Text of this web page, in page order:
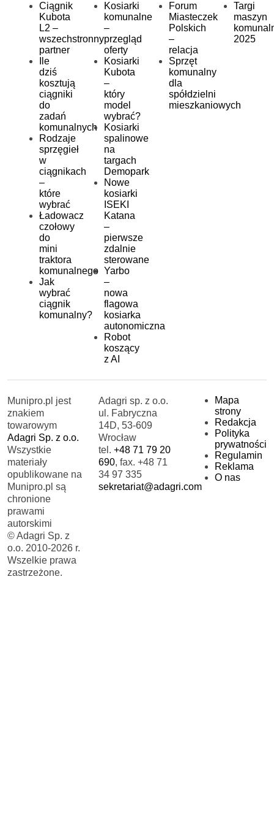
Ciągnik
Kubota
L2 –
wszechstronny
partner
Ile
dziś
kosztują
ciągniki
do
zadań
komunalnych
Rodzaje
sprzęgieł
w
ciągnikach
–
które
wybrać
Ładowacz
czołowy
do
mini
traktora
komunalnego
Jak
wybrać
ciągnik
komunalny?
Kosiarki
komunalne
–
przegląd
oferty
Kosiarki
Kubota
–
który
model
wybrać?
Kosiarki
spalinowe
na
targach
Demopark
Nowe
kosiarki
ISEKI
Katana
–
pierwsze
zdalnie
sterowane
Yarbo
–
nowa
flagowa
kosiarka
autonomiczna
Robot
koszący
z AI
Forum
Miasteczek
Polskich
–
relacja
Sprzęt
komunalny
dla
spółdzielni
mieszkaniowych
Targi
maszyn
2025
Munipro.pl jest
znakiem
towarowym
Adagri Sp. z o.o.
Wszystkie
materiały
opublikowane na
Munipro.pl są
chronione
prawami
autorskimi
© Adagri Sp. z
o.o. 2010-2026 r.
Wszelkie prawa
zastrzeżone.
Adagri sp. z o.o.
ul. Fabryczna
14D, 53-609
Wrocław
tel.+48 71 79 20
690, fax. +48 71
34 97 335
sekretariat@adagri.com
Mapa
strony
Redakcja
Polityka
prywatności
Regulamin
Reklama
O nas